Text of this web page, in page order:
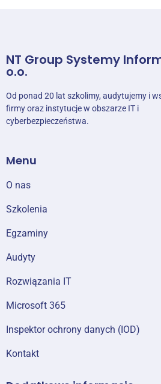
katalogowej
katalogowej
Konfigurowanie
Zarządzanie
Moduł 13: Monitorowanie,
AD DS i innych rozwiązań
Tworzenie kopii
NT Group Systemy
o.o.
Od ponad 20 lat szkolimy, audytujemy i
firmy oraz instytucje w obszarze IT i
cyberbezpieczeństwa.
Menu
O nas
Szkolenia
Egzaminy
Audyty
Rozwiązania IT
Microsoft 365
Inspektor ochrony danych (IOD)
Kontakt